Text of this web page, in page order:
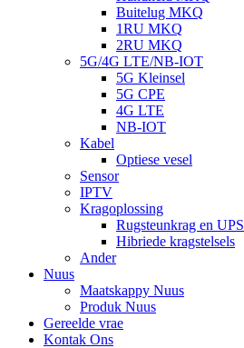
Buitelug MKQ
1RU MKQ
2RU MKQ
5G/4G LTE/NB-IOT
5G Kleinsel
5G CPE
4G LTE
NB-IOT
Kabel
Optiese vesel
Sensor
IPTV
Kragoplossing
Rugsteunkrag en UPS
Hibriede kragstelsels
Ander
Nuus
Maatskappy Nuus
Produk Nuus
Gereelde vrae
Kontak Ons